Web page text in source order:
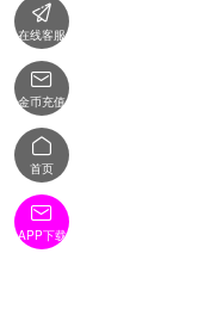

在线客服

金币充值

首页

APP下载